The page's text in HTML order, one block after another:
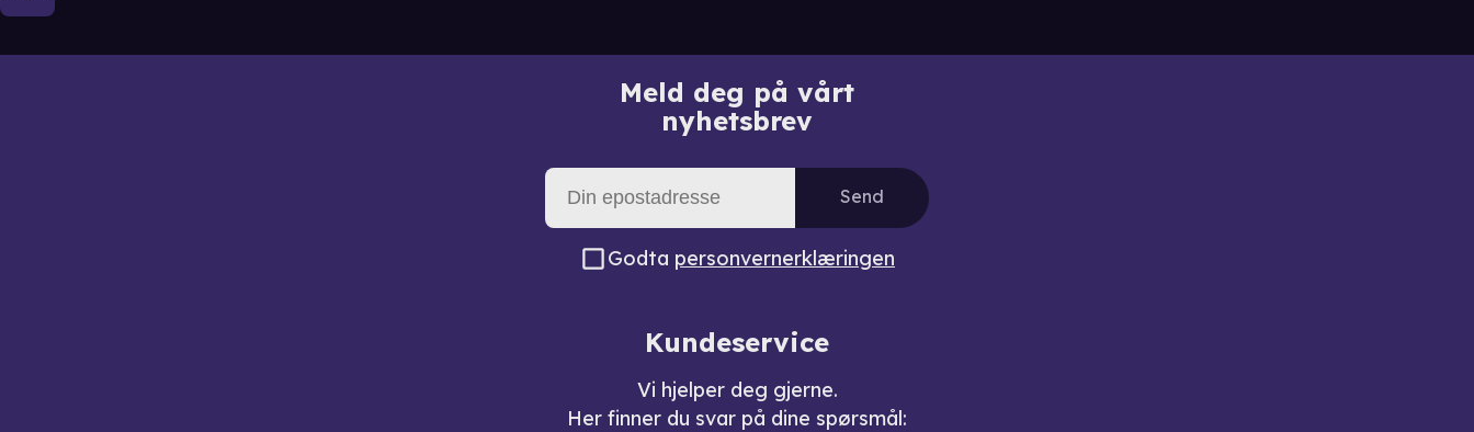
Meld deg på vårt
nyhetsbrev
Send
Godta personvernerklæringen
Kundeservice
Vi hjelper deg gjerne.
Her finner du svar på dine spørsmål: